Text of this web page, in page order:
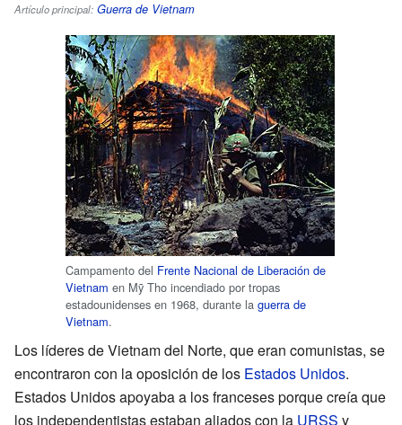
Artículo principal: Guerra de Vietnam
Campamento del Frente Nacional de Liberación de
Vietnam en Mỹ Tho incendiado por tropas
estadounidenses en 1968, durante la guerra de
Vietnam.
Los líderes de Vietnam del Norte, que eran comunistas, se
encontraron con la oposición de los Estados Unidos.
Estados Unidos apoyaba a los franceses porque creía que
los independentistas estaban aliados con la URSS y